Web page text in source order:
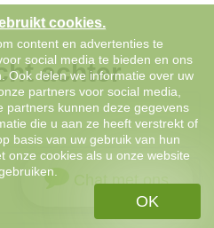
achter
Chat met ons
cookies.
content en advertenties te
social media te bieden en ons
Ook delen we informatie over uw
partners voor social media,
partners kunnen deze gegevens
die u aan ze heeft verstrekt of
basis van uw gebruik van hun
onze cookies als u onze website
OK